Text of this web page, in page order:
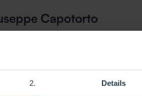
Details
Capotorto